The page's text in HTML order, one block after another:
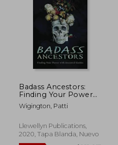
Badass Ancestors:
Finding Your Power
With Ancestral Guides
(en Inglés)
Wigington, Patti
Llewellyn Publications,
2020, Tapa Blanda, Nuevo